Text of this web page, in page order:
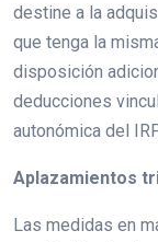
destine a la
que tenga la
disposición
deducciones
autonómica del
Aplazamientos
Las medidas en